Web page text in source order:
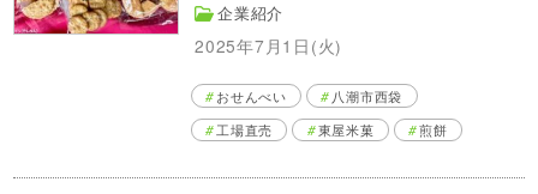
企業紹介
2025年7月1日(火)
おせんべい
八潮市西袋
工場直売
東屋米菓 煎餅